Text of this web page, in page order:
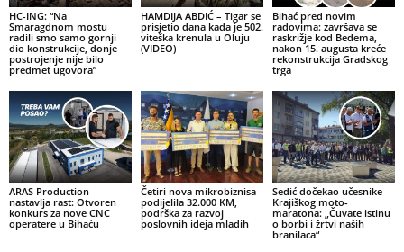
HC-ING: “Na
Smaragdnom mostu
radili smo samo gornji
dio konstrukcije, donje
postrojenje nije bilo
predmet ugovora”
HAMDIJA ABDIĆ – Tigar se
prisjetio dana kada je 502.
viteška krenula u Oluju
(VIDEO)
Bihać pred novim
radovima: završava se
raskrižje kod Bedema,
nakon 15. augusta kreće
rekonstrukcija Gradskog
trga
ARAS Production
nastavlja rast: Otvoren
konkurs za nove CNC
operatere u Bihaću
Četiri nova mikrobiznisa
podijelila 32.000 KM,
podrška za razvoj
poslovnih ideja mladih
Sedić dočekao učesnike
Krajiškog moto-
maratona: „Čuvate istinu
o borbi i žrtvi naših
branilaca“